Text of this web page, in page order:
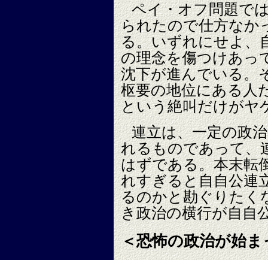
ペイ・オフ問題で
られたので仕方なか
る。いずれにせよ、
の理念を傷つけあっ
沈下が進んでいる。
枢要の地位にある人
という絶叫だけがヤ
連立は、一定の政
れるものであって、
はずである。本末転
れすぎると自自公連
るのかと勘ぐりたく
き政治の横行が自自
＜恐怖の政治が始ま